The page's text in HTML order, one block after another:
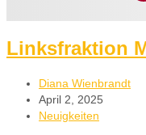
Linksfraktion
Diana Wienbrandt
April 2, 2025
Neuigkeiten